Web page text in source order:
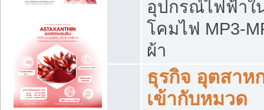
อุปกรณ์ไฟฟ้าใ
โคมไฟ MP3-
ผ้า
ธุรกิจ อุตสาห
เข้ากับหมวด